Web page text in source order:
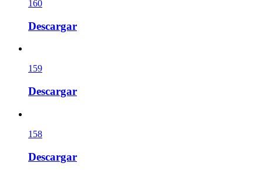
160
Descargar
159
Descargar
158
Descargar